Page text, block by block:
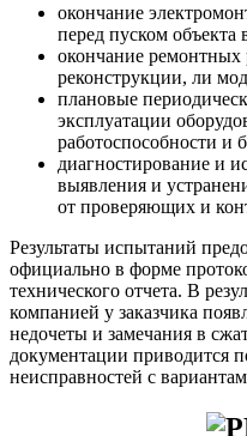
окончание
перед пуском объекта
окончание ремонтных
реконструкции, ли
плановые
эксплуатации
работоспособности и
диагностирование и
выявления и
от проверяющих и
Результаты испытаний
официально в форме
технического отчета. В
компанией у заказчика
недочеты и замечания в
документации приводится
неисправностей с